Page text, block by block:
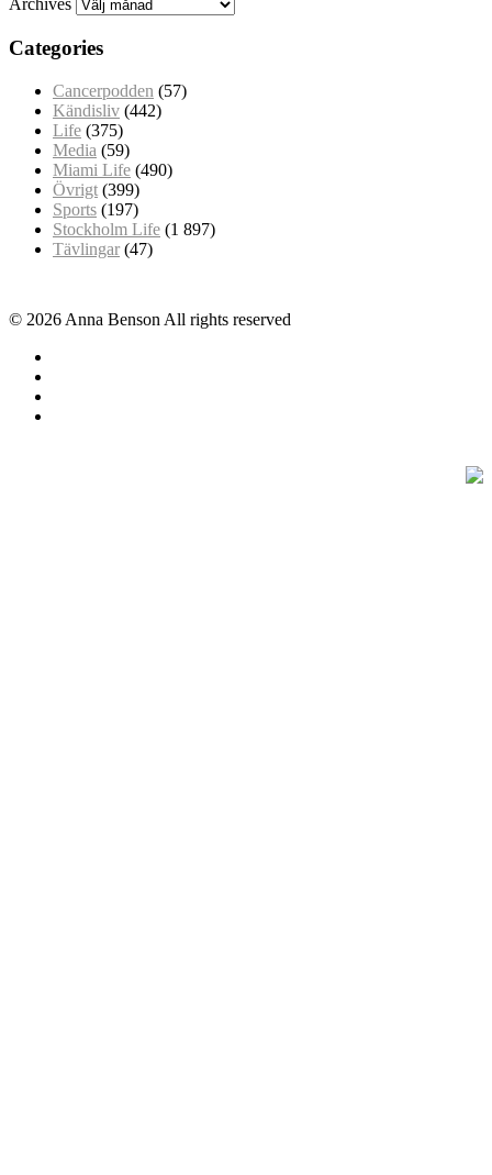
Archives
Categories
Cancerpodden (57)
Kändisliv (442)
Life (375)
Media (59)
Miami Life (490)
Övrigt (399)
Sports (197)
Stockholm Life (1 897)
Tävlingar (47)
© 2026 Anna Benson All rights reserved